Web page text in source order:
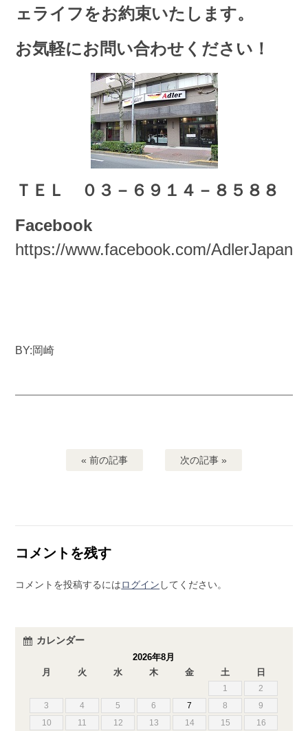
ェライフをお約束いたします。
お気軽にお問い合わせください！
ＴＥＬ ０３－６９１４－８５８８
Facebook
https://www.facebook.com/AdlerJapan/
BY:岡崎
« 前の記事 次の記事 »
コメントを残す
コメントを投稿するにはログイン してください。
カレンダー
2026年8月
月
火 水 木 金 土 日
1
2
3
4 5 6 7 8
9
10
11 12 13 14 15 16